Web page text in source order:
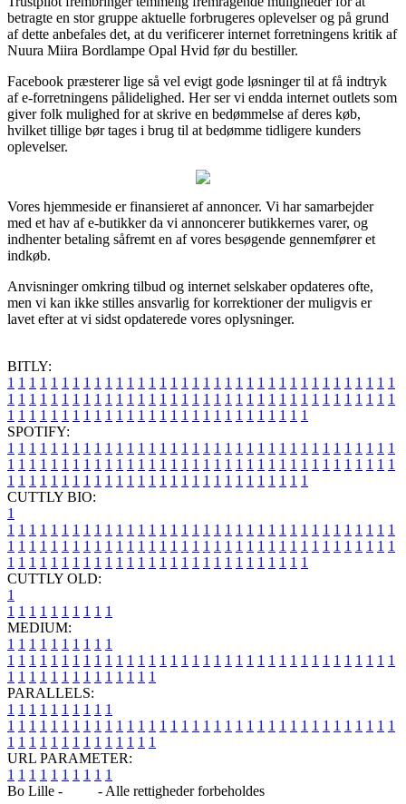
betragte en stor gruppe aktuelle forbrugeres oplevelser og på grund
af dette anbefales det, at du verificerer internet forretningens kritik af
Nuura Miira Bordlampe Opal Hvid før du bestiller.
Facebook præsterer lige så vel evigt gode løsninger til at få indtryk
af e-forretningens pålidelighed. Her ser vi endda internet outlets som
giver folk mulighed for at skrive en bedømmelse af deres køb,
hvilket tillige bør tages i brug til at bedømme tidligere kunders
oplevelser.
Vores hjemmeside er finansieret af annoncer. Vi har samarbejder
med et hav af e-butikker da vi annoncerer butikkernes varer, og
indhenter betaling såfremt en af vores besøgende gennemfører et
indkøb.
Anvisninger omkring tilbud og internet selskaber opdateres ofte,
men vi kan ikke stilles ansvarlig for korrektioner der muligvis er
lavet efter at vi sidst opdaterede vores oplysninger.
BITLY:
1 1 1 1 1 1 1 1 1 1 1 1 1 1 1 1 1 1 1 1 1 1 1 1 1 1 1 1 1 1 1 1 1 1 1 1
1 1 1 1 1 1 1 1 1 1 1 1 1 1 1 1 1 1 1 1 1 1 1 1 1 1 1 1 1 1 1 1 1 1 1 1
1 1 1 1 1 1 1 1 1 1 1 1 1 1 1 1 1 1 1 1 1 1 1 1 1 1 1 1
SPOTIFY:
1 1 1 1 1 1 1 1 1 1 1 1 1 1 1 1 1 1 1 1 1 1 1 1 1 1 1 1 1 1 1 1 1 1 1 1
1 1 1 1 1 1 1 1 1 1 1 1 1 1 1 1 1 1 1 1 1 1 1 1 1 1 1 1 1 1 1 1 1 1 1 1
1 1 1 1 1 1 1 1 1 1 1 1 1 1 1 1 1 1 1 1 1 1 1 1 1 1 1 1
CUTTLY BIO:
1
1 1 1 1 1 1 1 1 1 1 1 1 1 1 1 1 1 1 1 1 1 1 1 1 1 1 1 1 1 1 1 1 1 1 1 1
1 1 1 1 1 1 1 1 1 1 1 1 1 1 1 1 1 1 1 1 1 1 1 1 1 1 1 1 1 1 1 1 1 1 1 1
1 1 1 1 1 1 1 1 1 1 1 1 1 1 1 1 1 1 1 1 1 1 1 1 1 1 1 1
CUTTLY OLD:
1
1 1 1 1 1 1 1 1 1 1
MEDIUM:
1 1 1 1 1 1 1 1 1 1
1 1 1 1 1 1 1 1 1 1 1 1 1 1 1 1 1 1 1 1 1 1 1 1 1 1 1 1 1 1 1 1 1 1 1 1
1 1 1 1 1 1 1 1 1 1 1 1 1 1
PARALLELS:
1 1 1 1 1 1 1 1 1 1
1 1 1 1 1 1 1 1 1 1 1 1 1 1 1 1 1 1 1 1 1 1 1 1 1 1 1 1 1 1 1 1 1 1 1 1
1 1 1 1 1 1 1 1 1 1 1 1 1 1
URL PARAMETER:
1 1 1 1 1 1 1 1 1 1
Bo Lille -
- Alle rettigheder forbeholdes